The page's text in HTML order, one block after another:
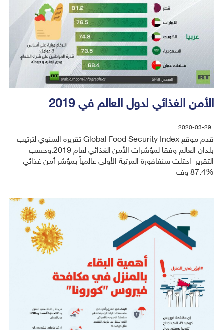
الأمن الغذائي لدول العالم في 2019
2020-03-29
قدم موقع Global Food Security Index تقريره السنوي لترتيب
بلدان العالم وفقا لمؤشرات الأمن الغذائي لعام 2019.وحسب
التقرير احتلت سنغافورة المرتبة الأولى عالمياً بمؤشر أمن غذائي
%87.4 وف